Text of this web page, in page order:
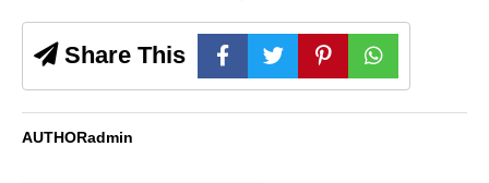
Share This
AUTHORadmin